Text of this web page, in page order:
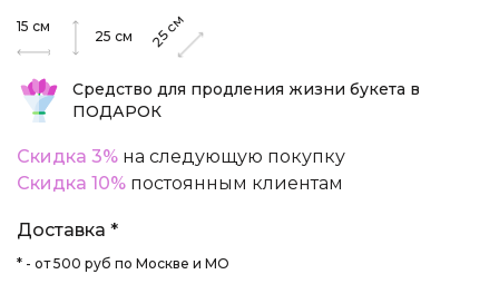
15 см
25 см 25см
Средство для продления жизни букета в
ПОДАРОК
Скидка 3% на следующую покупку
Скидка 10% постоянным клиентам
Доставка *
* - от 500 руб по Москве и МО